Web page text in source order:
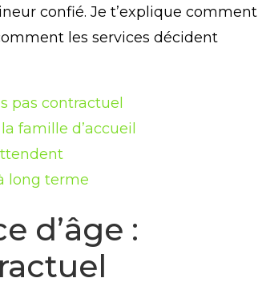
confié. Je t’explique comment
les services décident
pas contractuel
famille d’accueil
long terme
d’âge :